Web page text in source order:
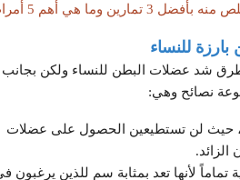
هي أهم 5 أمراض يسببها الكرش
للنساء
طرق شد عضلات البطن للنساء ولكن بجانب
نصائح وهي:
، حيث لن تستطيعين الحصول على عضلات
تماماً لأنها تعد بمثابة سم للذين يرغبون